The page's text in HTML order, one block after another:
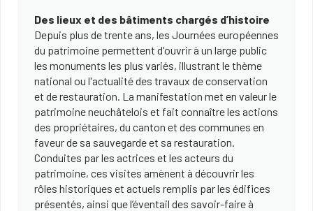
Des lieux et des bâtiments chargés d’histoire
Depuis plus de trente ans, les Journées européennes
du patrimoine permettent d'ouvrir à un large public
les monuments les plus variés, illustrant le thème
national ou l'actualité des travaux de conservation
et de restauration. La manifestation met en valeur le
patrimoine neuchâtelois et fait connaître les actions
des propriétaires, du canton et des communes en
faveur de sa sauvegarde et sa restauration.
Conduites par les actrices et les acteurs du
patrimoine, ces visites amènent à découvrir les
rôles historiques et actuels remplis par les édifices
présentés, ainsi que l’éventail des savoir-faire à